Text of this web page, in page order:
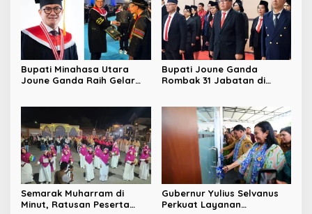
Bupati Minahasa Utara
Joune Ganda Raih Gelar
Bupati Joune Ganda
Rombak 31 Jabatan di
Diskominfosan
Semarak Muharram di
Minut, Ratusan Peserta
Gubernur Yulius Selvanus
Perkuat Layanan